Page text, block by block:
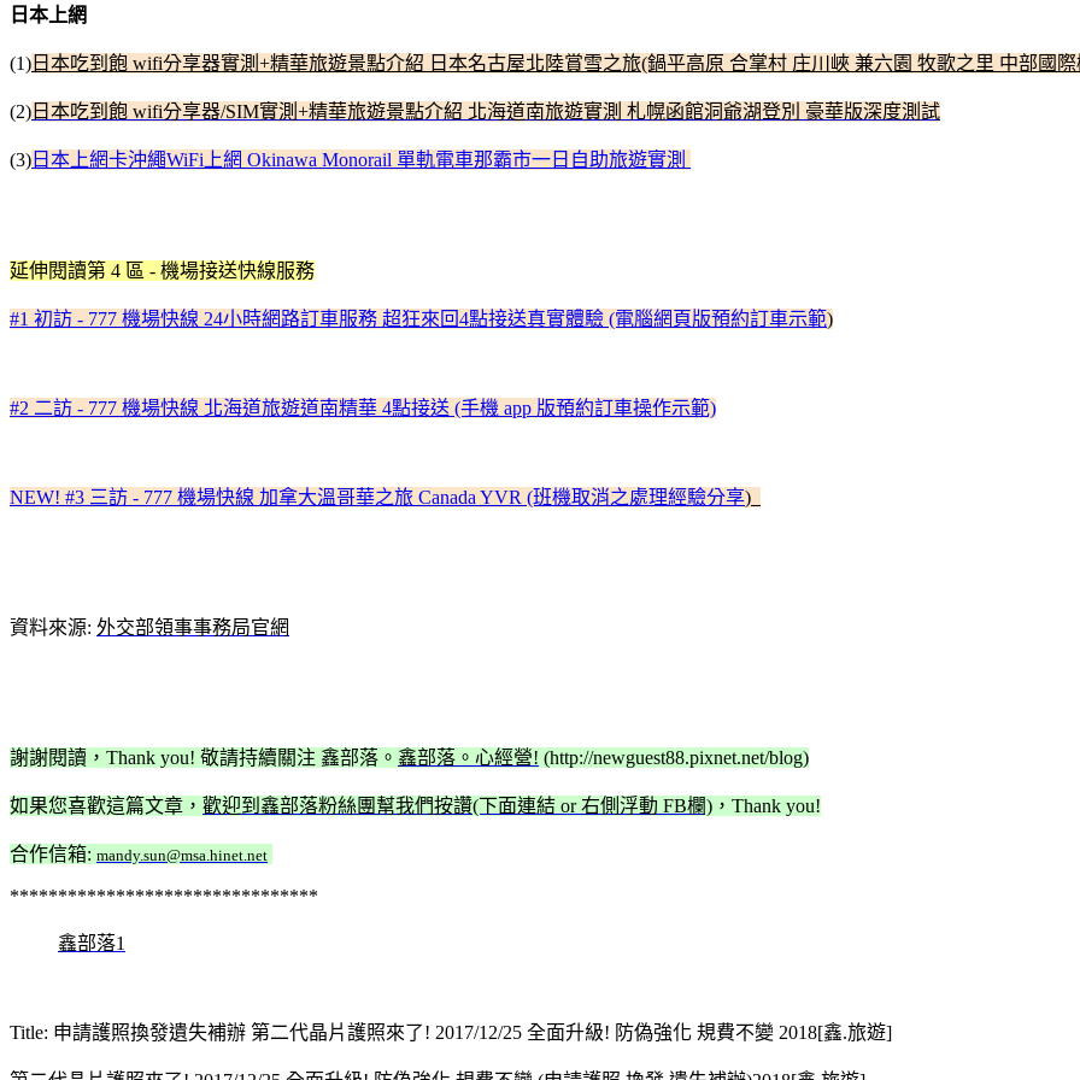
日本上網
(1) 日本吃到飽 wifi分享器實測+精華旅遊景點介紹 日本名古屋北陸賞雪之旅(鍋平高原 合掌村 庄川峽 兼六園 牧歌之里 中部國
(2) 日本吃到飽 wifi分享器/SIM實測+精華旅遊景點介紹 北海道南旅遊實測 札幌函館洞爺湖登別 豪華版深度測試
(3) 日本上網卡沖繩WiFi上網 Okinawa Monorail 單軌電車那霸市一日自助旅遊實測
延伸閱讀第 4 區 - 機場接送快線服務
#1 初訪 - 777 機場快線 24小時網路訂車服務 超狂來回4點接送真實體驗 (電腦網頁版預約訂車示範)
#2 二訪 - 777 機場快線 北海道旅遊道南精華 4點接送 (手機 app 版預約訂車操作示範)
NEW! #3 三訪 - 777 機場快線 加拿大溫哥華之旅 Canada YVR (班機取消之處理經驗分享)
資料來源: 外交部領事事務局官網
謝謝閱讀，Thank you! 敬請持續關注 鑫部落。 鑫部落。心經營! (http://newguest88.pixnet.net/blog)
如果您喜歡這篇文章， 歡迎到鑫部落粉絲團幫我們按讚(下面連結 or 右側浮動 FB欄) ，Thank you!
合作信箱: mandy.sun@msa.hinet.net
********************************
鑫部落1
Title: 申請護照換發遺失補辦 第二代晶片護照來了! 2017/12/25 全面升級! 防偽強化 規費不變 2018[鑫.旅遊]